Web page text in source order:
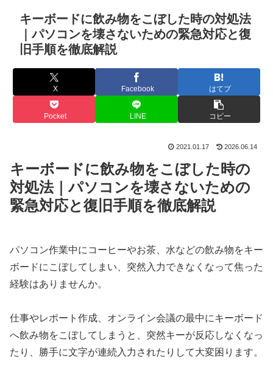
キーボードに飲み物をこぼした時の対処法
｜パソコンを壊さないための緊急対応と復
旧手順を徹底解説
X Facebook はてブ
Pocket LINE コピー
2021.01.17 2026.06.14
キーボードに飲み物をこぼした時の
対処法｜パソコンを壊さないための
緊急対応と復旧手順を徹底解説
パソコン作業中にコーヒーやお茶、水などの飲み物をキー
ボードにこぼしてしまい、突然入力できなくなって焦った
経験はありませんか。
仕事やレポート作成、オンライン会議の最中にキーボード
へ飲み物をこぼしてしまうと、突然キーが反応しなくなっ
たり、勝手に文字が連続入力されたりして大変困ります。